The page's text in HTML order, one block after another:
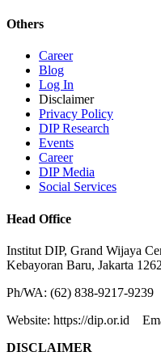
Others
Career
Blog
Log In
Disclaimer
Privacy Policy
DIP Research
Events
Career
DIP Media
Social Services
Head Office
Institut DIP, Grand Wijaya
Kebayoran Baru, Jakarta
Ph/WA: (62) 838-9217-9239
Website: https://dip.or.id
DISCLAIMER